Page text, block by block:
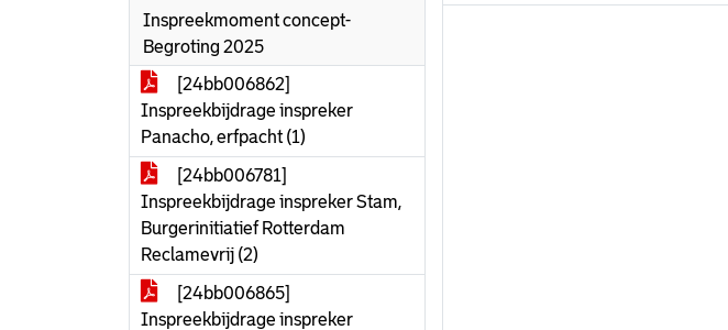
Inspreekmoment concept-
Begroting 2025
[24bb006862]
Inspreekbijdrage inspreker
Panacho, erfpacht (1)
[24bb006781]
Inspreekbijdrage inspreker Stam,
Burgerinitiatief Rotterdam
Reclamevrij (2)
[24bb006865]
Inspreekbijdrage inspreker